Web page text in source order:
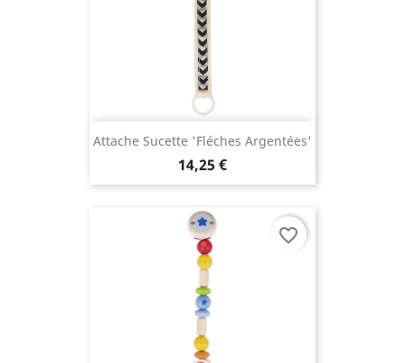
Attache Sucette 'Fléches Argentées'
14,25 €
favorite_border